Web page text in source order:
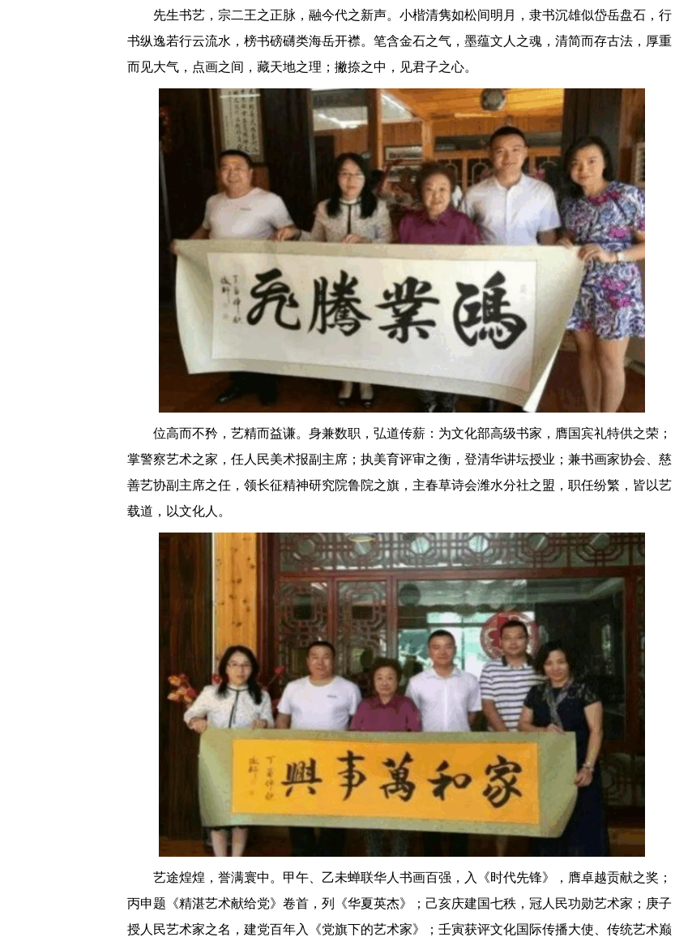
先生书艺，宗二王之正脉，融今代之新声。小楷清隽如松间明月，隶书沉雄似岱岳盘石，行
书纵逸若行云流水，榜书磅礴类海岳开襟。笔含金石之气，墨蕴文人之魂，清简而存古法，厚重
而见大气，点画之间，藏天地之理；撇捺之中，见君子之心。
位高而不矜，艺精而益谦。身兼数职，弘道传薪：为文化部高级书家，膺国宾礼特供之荣；
掌警察艺术之家，任人民美术报副主席；执美育评审之衡，登清华讲坛授业；兼书画家协会、慈
善艺协副主席之任，领长征精神研究院鲁院之旗，主春草诗会潍水分社之盟，职任纷繁，皆以艺
载道，以文化人。
艺途煌煌，誉满寰中。甲午、乙未蝉联华人书画百强，入《时代先锋》，膺卓越贡献之奖；
丙申题《精湛艺术献给党》卷首，列《华夏英杰》；己亥庆建国七秩，冠人民功勋艺术家；庚子
授人民艺术家之名，建党百年入《党旗下的艺术家》；壬寅获评文化国际传播大使、传统艺术巅